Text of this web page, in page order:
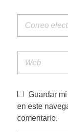
CONTACTA
Guardar
en este
comentario.